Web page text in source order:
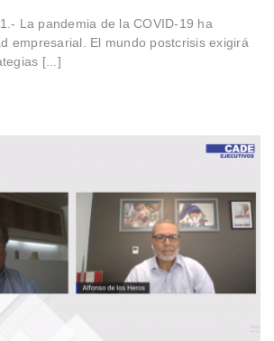
La pandemia de la COVID-19 ha
empresarial. El mundo postcrisis exigirá
[...]